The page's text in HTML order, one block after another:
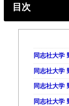
目次
同志社大学
同志社大学
同志社大学
同志社大学